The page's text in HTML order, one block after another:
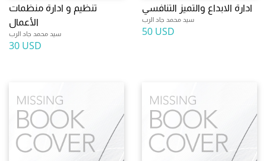
تنظيم و ادارة منظمات
الأعمال
سيد محمد جاد الرب
30 USD
ادارة الابداع والتميز التنافسي
سيد محمد جاد الرب
50 USD